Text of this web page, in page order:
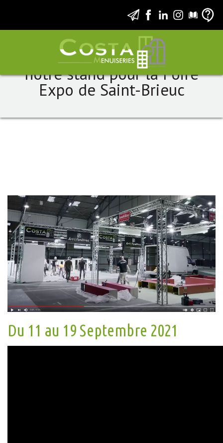
En vidéo : le montage de
notre stand pour la Foire
Expo de Saint-Brieuc
Du 11 au 19 Septembre 2021